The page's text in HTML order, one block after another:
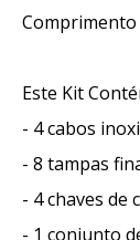
Comprimento
Este Kit
- 4 cabos
- 8 tampas
- 4 chaves de
- 1 conjunto